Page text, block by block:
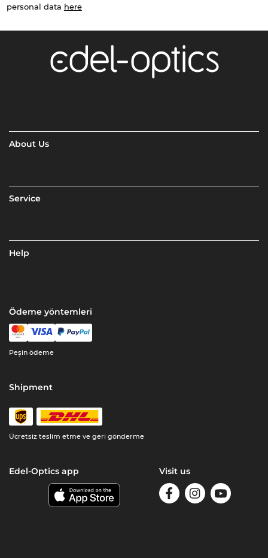
personal data here
About Us
Service
Help
Ödeme yöntemleri
Peşin ödeme
Shipment
Ücretsiz teslim etme ve geri gönderme
Edel-Optics app Visit us